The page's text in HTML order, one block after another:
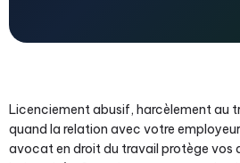
Licenciement abusif, harcèlement au
quand la relation avec votre
avocat en droit du travail protège vos